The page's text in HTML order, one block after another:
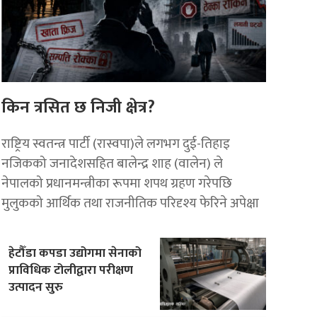
किन त्रसित छ निजी क्षेत्र?
राष्ट्रिय स्वतन्त्र पार्टी (रास्वपा)ले लगभग दुई-तिहाइ
नजिकको जनादेशसहित बालेन्द्र शाह (वालेन) ले
नेपालको प्रधानमन्त्रीका रूपमा शपथ ग्रहण गरेपछि
मुलुकको आर्थिक तथा राजनीतिक परिदृश्य फेरिने अपेक्षा
हेटौँडा कपडा उद्योगमा सेनाको
प्राविधिक टोलीद्वारा परीक्षण
उत्पादन सुरु